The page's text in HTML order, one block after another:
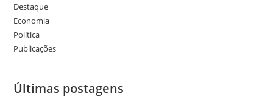
Destaque
Economia
Política
Publicações
Últimas postagens